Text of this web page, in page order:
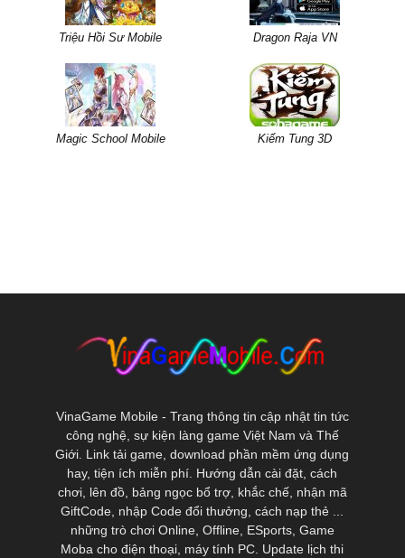
Triệu Hồi Sư Mobile Dragon Raja VN
Magic School Mobile Kiếm Tung 3D
VinaGame Mobile - Trang thông tin cập nhật tin tức
công nghệ, sự kiện làng game Việt Nam và Thế
Giới. Link tải game, download phần mềm ứng dụng
hay, tiện ích miễn phí. Hướng dẫn cài đặt, cách
chơi, lên đồ, bảng ngọc bổ trợ, khắc chế, nhận mã
GiftCode, nhập Code đổi thưởng, cách nạp thẻ ...
những trò chơi Online, Offline, ESports, Game
Moba cho điện thoại, máy tính PC. Update lịch thi